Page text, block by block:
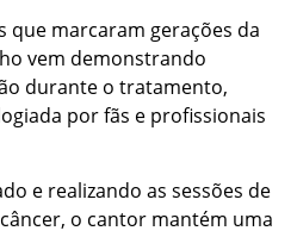
que marcaram gerações da
vem demonstrando
durante o tratamento,
por fãs e profissionais
e realizando as sessões de
o cantor mantém uma